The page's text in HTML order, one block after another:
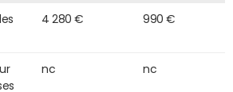
4 280 € 990 €
nc nc